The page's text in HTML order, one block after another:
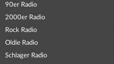
90er Radio
2000er Radio
Rock Radio
Oldie Radio
Schlager Radio